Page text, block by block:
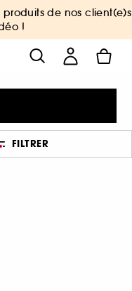
produits de nos client(e)s
!
FILTRER